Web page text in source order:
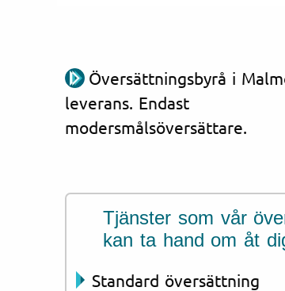
Översättningsbyrå i
leverans. Endast
modersmålsöversättare.
Tjänster som vår
kan ta hand om åt
Standard översättning